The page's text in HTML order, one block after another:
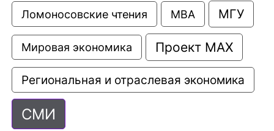
Ломоносовские чтения МВА МГУ
Мировая экономика Проект МАХ
Региональная и отраслевая экономика
СМИ